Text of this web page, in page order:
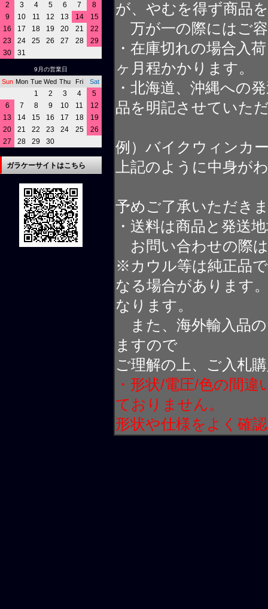
が、やむを得ず商品
万が一の際にはご
・在庫切れの場合入
ヶ月程かかります。
・北海道、沖縄への
品を明記させていた
例）バイクウィンカ
上記のように中身が
予めご了承いただき
・送料は商品と発送
お問い合わせの際
※カウル等は純正品
なる場合があります
なります。
また、海外輸入品
ますので
ご理解の上、ご入札
・形状/電圧/色の間
ておりません。
形状や仕様をよく確
2
3 4 5 6 7
8
9
10 11 12 13 14
15
16
17 18 19 20 21
22
23
24 25 26 27 28
29
30
31
9月の営業日
Sun Mon Tue Wed Thu Fri Sat
1 2 3 4
5
6
7 8 9 10 11
12
13
14 15 16 17 18
19
20
21 22 23 24 25
26
27
28 29 30
ガラケーサイトはこちら